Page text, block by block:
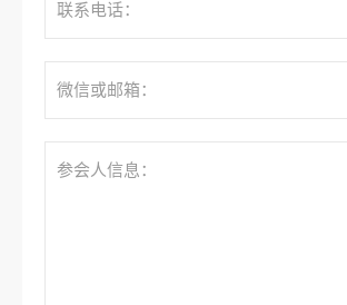
联系电话：
微信或邮箱：
参会人信息：